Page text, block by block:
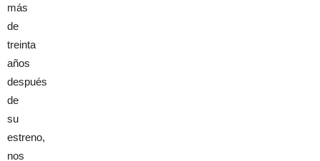
más
de
treinta
años
después
de
su
estreno,
nos